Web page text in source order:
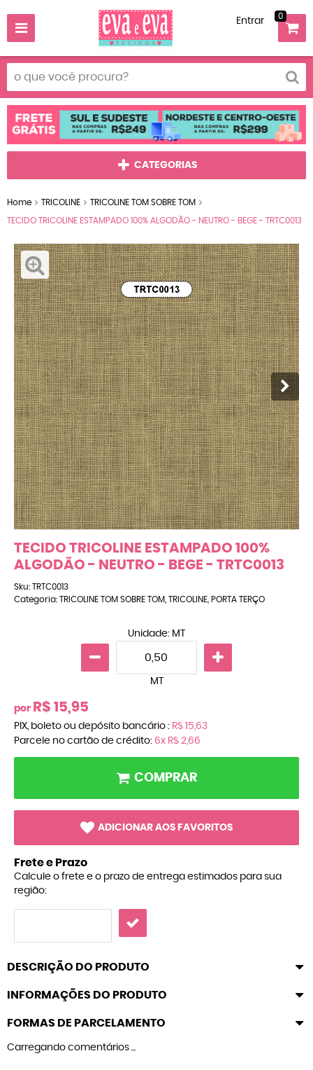
Entrar 0
CATEGORIAS
Home TRICOLINE TRICOLINE TOM SOBRE TOM
TECIDO TRICOLINE ESTAMPADO 100% ALGODÃO - NEUTRO - BEGE - TRTC0013
TECIDO TRICOLINE ESTAMPADO 100%
ALGODÃO - NEUTRO - BEGE - TRTC0013
Sku: TRTC0013
Categoria: TRICOLINE TOM SOBRE TOM TRICOLINE PORTA TERÇO
Unidade: MT
MT
por R$ 15,95
PIX, boleto ou depósito bancário : R$ 15,63
Parcele no cartão de crédito: 6x R$ 2,66
COMPRAR
ADICIONAR AOS FAVORITOS
Frete e Prazo
Calcule o frete e o prazo de entrega estimados para sua
região:
DESCRIÇÃO DO PRODUTO
INFORMAÇÕES DO PRODUTO
FORMAS DE PARCELAMENTO
Carregando comentários ...